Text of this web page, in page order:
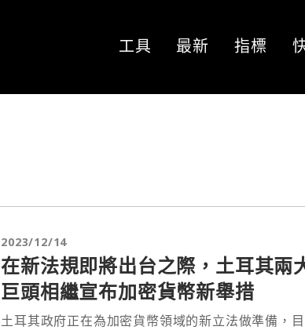
工具 最新 指標
2023/12/14
在新法規即將出台之際，土耳其兩
巨頭相繼宣布加密貨幣新舉措
土耳其政府正在為加密貨幣領域的新立法做準備，